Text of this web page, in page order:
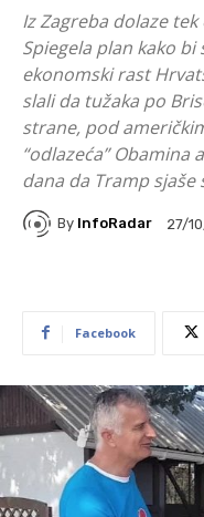
Iz Zagreba dolaze
Spiegela plan kako
ekonomski rast
slali da tužaka po
strane, pod
“odlazeća” Obamina
dana da Tramp sjaše
By InfoRadar 27/
Facebook